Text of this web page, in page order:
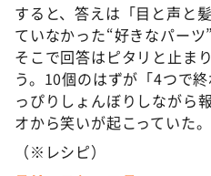
すると、答えは「目と声と
ていなかった“好きなパーツ
そこで回答はピタリと止ま
う。10個のはずが「4つで
っぴりしょんぼりしながら
オから笑いが起こっていた。
（※レシピ）